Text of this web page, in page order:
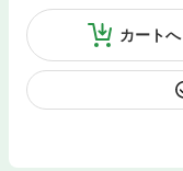
カートへ